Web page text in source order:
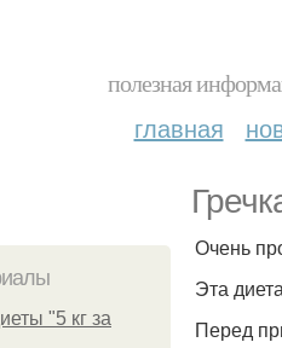
полезная
главная
"5 кг за
Очень
Эта
Перед